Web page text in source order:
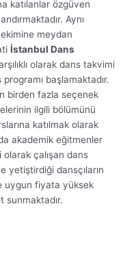
katılanlar özgüven
Aynı
meydan
İstanbul Dans
olarak dans takvimi
başlamaktadır.
birden fazla seçenek
ilgili bölümünü
katılmak olarak
akademik eğitmenler
çalışan dans
yetiştirdiği dansçıların
uygun fiyata yüksek
sunmaktadır.